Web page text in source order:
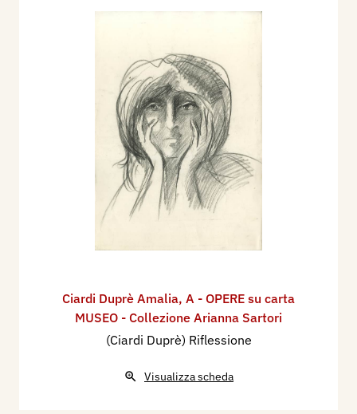
Ciardi Duprè Amalia, A - OPERE su carta
MUSEO - Collezione Arianna Sartori
(Ciardi Duprè) Riflessione
Visualizza scheda